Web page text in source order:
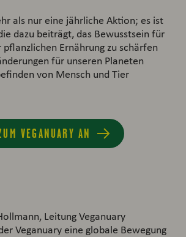
als nur eine jährliche Aktion; es ist
dazu beiträgt, das Bewusstsein für
Ernährung zu schärfen
für unseren Planeten
von Mensch und Tier
VEGANUARY AN
Leitung Veganuary
Veganuary eine globale Bewegung